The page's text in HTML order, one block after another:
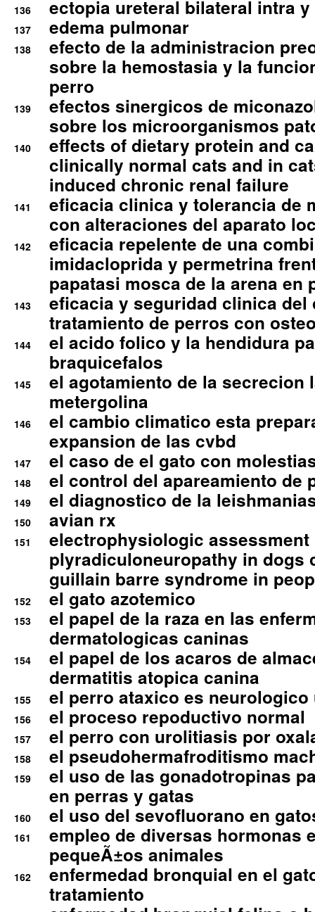
136 ectopia ureteral bilateral intra
137 edema pulmonar
138
efecto de la administracion
sobre la hemostasia y la
perro
139
efectos sinergicos de
sobre los microorganismos
140
effects of dietary protein and
clinically normal cats and in
induced chronic renal failure
141
eficacia clinica y tolerancia de
con alteraciones del aparato
142
eficacia repelente de una
imidacloprida y permetrina
papatasi mosca de la arena en
143
eficacia y seguridad clinica del
tratamiento de perros con
144
el acido folico y la hendidura
braquicefalos
145
el agotamiento de la secrecion
metergolina
146
el cambio climatico esta
expansion de las cvbd
147 el caso de el gato con
148 el control del apareamiento de
149 el diagnostico de la
150 avian rx
151
electrophysiologic assessment
plyradiculoneuropathy in dogs
guillain barre syndrome in
152 el gato azotemico
153
el papel de la raza en las
dermatologicas caninas
154
el papel de los acaros de
dermatitis atopica canina
155 el perro ataxico es
156 el proceso repoductivo normal
157 el perro con urolitiasis por
158 el pseudohermafroditismo
159
el uso de las gonadotropinas
en perras y gatas
160 el uso del sevofluorano en
161
empleo de diversas hormonas
pequeÃ±os animales
162
enfermedad bronquial en el
tratamiento